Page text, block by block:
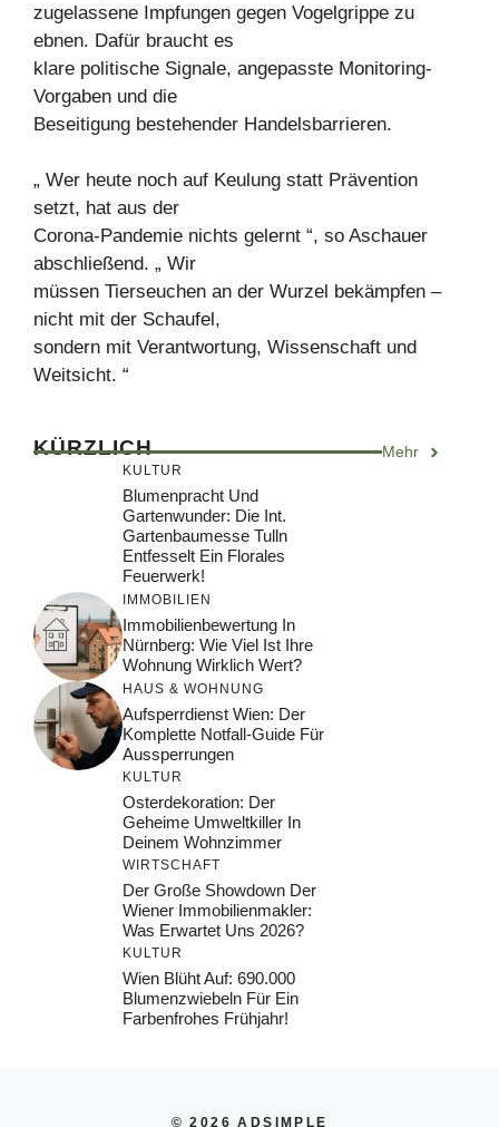
zugelassene Impfungen gegen Vogelgrippe zu
ebnen. Dafür braucht es
klare politische Signale, angepasste Monitoring-
Vorgaben und die
Beseitigung bestehender Handelsbarrieren.
„ Wer heute noch auf Keulung statt Prävention
setzt, hat aus der
Corona-Pandemie nichts gelernt “, so Aschauer
abschließend. „ Wir
müssen Tierseuchen an der Wurzel bekämpfen –
nicht mit der Schaufel,
sondern mit Verantwortung, Wissenschaft und
Weitsicht. “
KÜRZLICH Mehr
KULTUR
Blumenpracht Und
Gartenwunder: Die Int.
Gartenbaumesse Tulln
Entfesselt Ein Florales
Feuerwerk!
IMMOBILIEN
Immobilienbewertung In
Nürnberg: Wie Viel Ist Ihre
Wohnung Wirklich Wert?
HAUS & WOHNUNG
Aufsperrdienst Wien: Der
Komplette Notfall-Guide Für
Aussperrungen
KULTUR
Osterdekoration: Der
Geheime Umweltkiller In
Deinem Wohnzimmer
WIRTSCHAFT
Der Große Showdown Der
Wiener Immobilienmakler:
Was Erwartet Uns 2026?
KULTUR
Wien Blüht Auf: 690.000
Blumenzwiebeln Für Ein
Farbenfrohes Frühjahr!
© 2026 ADSIMPLE